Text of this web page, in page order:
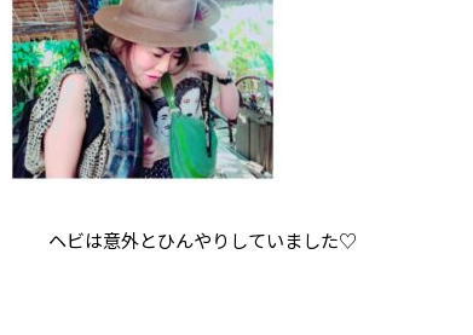
ヘビは意外とひんやりしていました♡